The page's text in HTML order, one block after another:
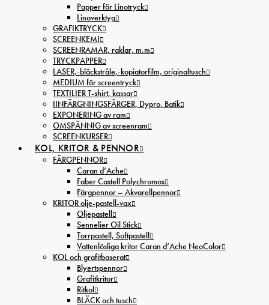
Papper för Linotryck
Linoverktyg
GRAFIKTRYCK
SCREENKEMI
SCREENRAMAR, raklar, m.m
TRYCKPAPPER
LASER,-bläckstråle,-kopiatorfilm, oríginaltusch
MEDIUM för screentryck
TEXTILIER T-shirt, kassar
IINFÄRGNINGSFÄRGER, Dypro, Batik
EXPONERING av ram
OMSPÄNNIG av screenram
SCREENKURSER
KOL, KRITOR & PENNOR
FÄRGPENNOR
Caran d’Ache
Faber Castell Polychromos
Färgpennor – Akvarellpennor
KRITOR olje-pastell-vax
Oljepastell
Sennelier Oil Stick
Torrpastell, Softpastell
Vattenlösliga kritor Caran d’Ache NeoColor
KOL och grafitbaserat
Blyertspennor
Grafitkritor
Ritkol
BLÄCK och tusch